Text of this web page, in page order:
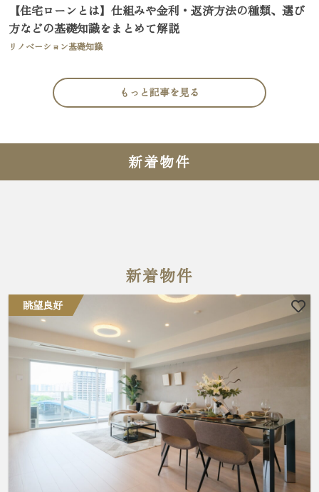
【住宅ローンとは】仕組みや金利・返済方法の種類、選び
方などの基礎知識をまとめて解説
リノベーション基礎知識
もっと記事を見る
新着物件
新着物件
眺望良好